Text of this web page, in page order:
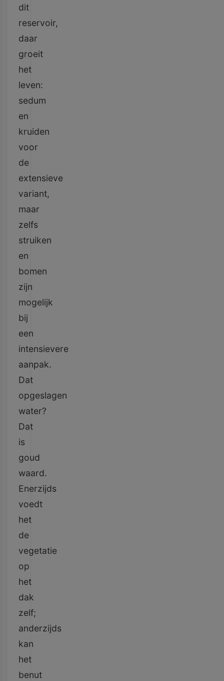
dit
reservoir,
daar
groeit
het
leven:
sedum
en
kruiden
voor
de
extensieve
variant,
maar
zelfs
struiken
en
bomen
zijn
mogelijk
bij
een
intensievere
aanpak.
Dat
opgeslagen
water?
Dat
is
goud
waard.
Enerzijds
voedt
het
de
vegetatie
op
het
dak
zelf;
anderzijds
kan
het
benut